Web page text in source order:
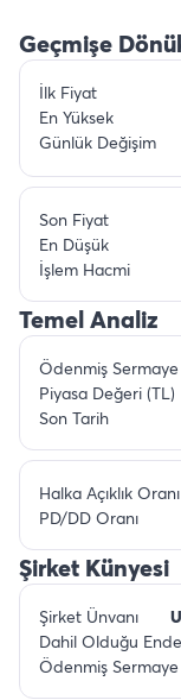
Geçmişe
İlk Fiyat
En Yüksek
Günlük Değişim
Son Fiyat
En Düşük
İşlem Hacmi
Temel Analiz
Ödenmiş Sermaye
Piyasa Değeri (TL)
Son Tarih
Halka Açıklık Oranı
PD/DD Oranı
Şirket Künyesi
Şirket Ünvanı
Dahil Olduğu
Ödenmiş Sermaye